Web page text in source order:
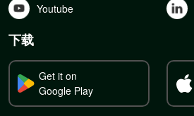
Youtube
下载
Get it on
Google Play